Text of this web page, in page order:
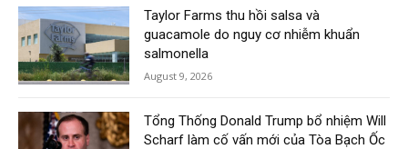
Taylor Farms thu hồi salsa và
guacamole do nguy cơ nhiễm khuẩn
salmonella
August 9, 2026
Tổng Thống Donald Trump bổ nhiệm Will
Scharf làm cố vấn mới của Tòa Bạch Ốc